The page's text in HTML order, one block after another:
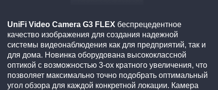
UniFi Video Camera G3 FLEX беспрецедентное
качество изображения для создания надежной
системы видеонаблюдения как для предприятий, так и
для дома. Новинка оборудована высококлассной
оптикой с возможностью 3-ох кратного увеличения, что
позволяет максимально точно подобрать оптимальный
угол обзора для каждой конкретной локации. Камера